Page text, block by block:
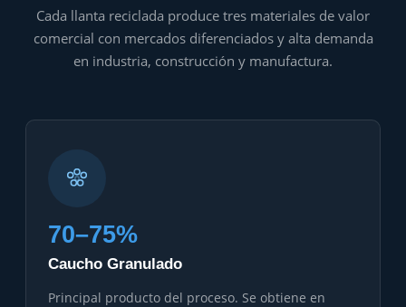
Cada llanta reciclada produce tres materiales de valor
comercial con mercados diferenciados y alta demanda
en industria, construcción y manufactura.
70–75%
Caucho Granulado
Principal producto del proceso. Se obtiene en